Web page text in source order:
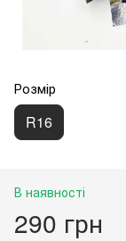
Розмір
R16
В наявності
290 грн